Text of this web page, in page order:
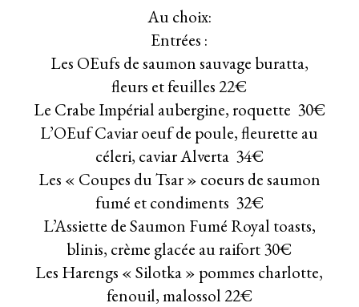
Au choix:
Entrées :
Les OEufs de saumon sauvage buratta,
fleurs et feuilles 22€
Le Crabe Impérial aubergine, roquette 30€
L’OEuf Caviar oeuf de poule, fleurette au
céleri, caviar Alverta 34€
Les « Coupes du Tsar » coeurs de saumon
fumé et condiments 32€
L’Assiette de Saumon Fumé Royal toasts,
blinis, crème glacée au raifort 30€
Les Harengs « Silotka » pommes charlotte,
fenouil, malossol 22€